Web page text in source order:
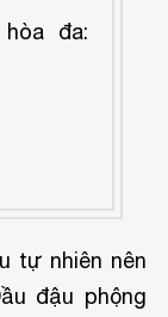
đa:
tự nhiên nên
đậu phộng